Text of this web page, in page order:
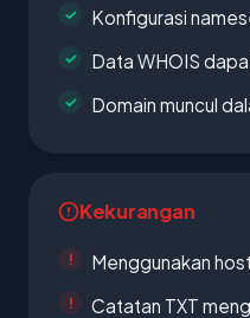
Konfigurasi
Data WHOIS
Domain muncul
Kekurangan
Menggunakan
Catatan TXT